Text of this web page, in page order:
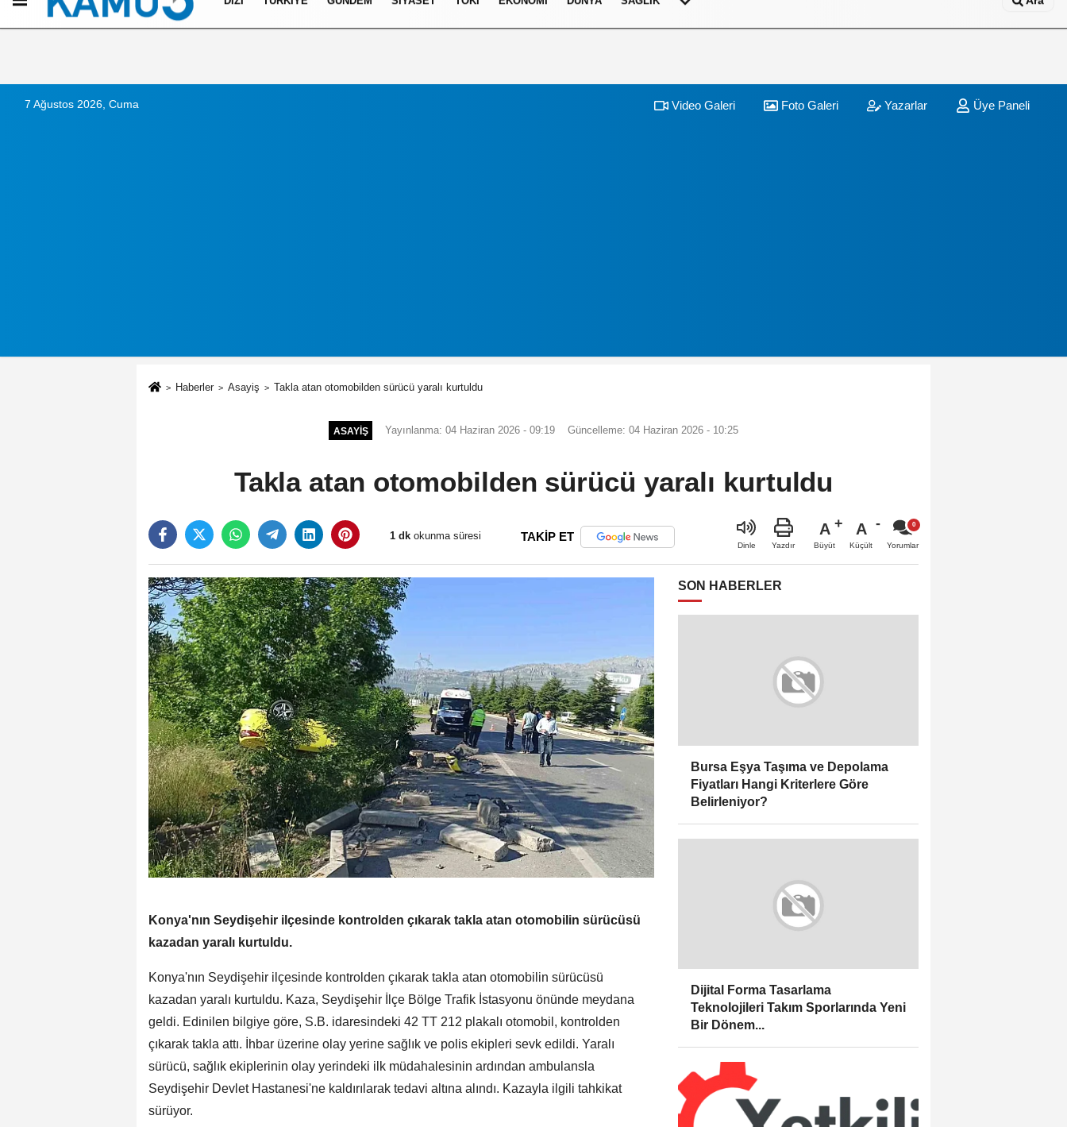
İletişim Çerez Politikası
7 Ağustos 2026, Cuma Video Galeri Foto Galeri Yazarlar Üye Paneli
Haberler Asayiş Takla atan otomobilden sürücü yaralı kurtuldu
ASAYIŞ Yayınlanma: 04 Haziran 2026 - 09:19 Güncelleme: 04 Haziran 2026 - 10:25
Takla atan otomobilden sürücü yaralı kurtuldu
1 dk okunma süresi TAKİP ET
Dinle Yazdır
A
Büyüt
A
Küçült Yorumlar
Konya'nın Seydişehir ilçesinde kontrolden çıkarak takla atan otomobilin sürücüsü
kazadan yaralı kurtuldu.
Konya'nın Seydişehir ilçesinde kontrolden çıkarak takla atan otomobilin sürücüsü
kazadan yaralı kurtuldu. Kaza, Seydişehir İlçe Bölge Trafik İstasyonu önünde meydana
geldi. Edinilen bilgiye göre, S.B. idaresindeki 42 TT 212 plakalı otomobil, kontrolden
çıkarak takla attı. İhbar üzerine olay yerine sağlık ve polis ekipleri sevk edildi. Yaralı
sürücü, sağlık ekiplerinin olay yerindeki ilk müdahalesinin ardından ambulansla
Seydişehir Devlet Hastanesi'ne kaldırılarak tedavi altına alındı. Kazayla ilgili tahkikat
sürüyor.
SON HABERLER
Bursa Eşya Taşıma ve Depolama
Fiyatları Hangi Kriterlere Göre
Belirleniyor?
Dijital Forma Tasarlama
Teknolojileri Takım Sporlarında Yeni
Bir Dönem...